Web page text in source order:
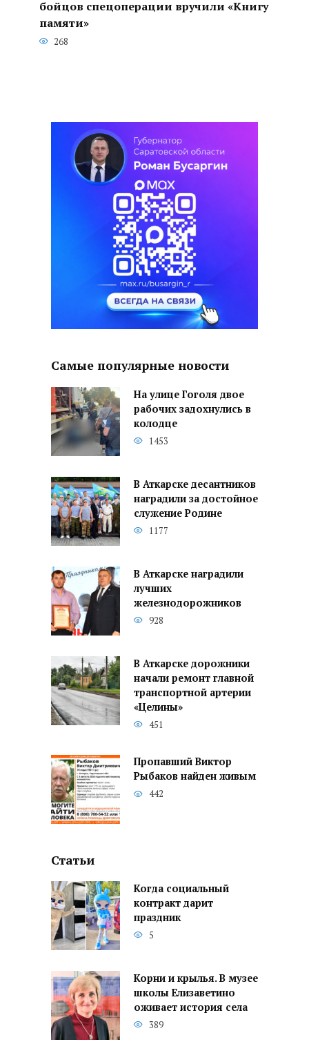
бойцов спецоперации вручили «Книгу
памяти»
268
Самые популярные новости
На улице Гоголя двое
рабочих задохнулись в
колодце
1453
В Аткарске десантников
наградили за достойное
служение Родине
1177
В Аткарске наградили
лучших
железнодорожников
928
В Аткарске дорожники
начали ремонт главной
транспортной артерии
«Целины»
451
Пропавший Виктор
Рыбаков найден живым
442
Статьи
Когда социальный
контракт дарит
праздник
5
Корни и крылья. В музее
школы Елизаветино
оживает история села
389